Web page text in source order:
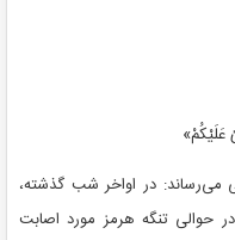
عَلَیْکُمْ»
می‌رساند: در اواخر شب گذشته،
حوالی تنگه هرمز مورد اصابت